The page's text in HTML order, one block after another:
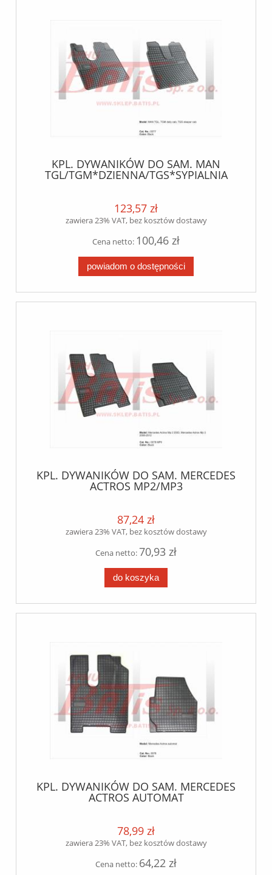
KPL. DYWANIKÓW DO SAM. MAN
TGL/TGM*DZIENNA/TGS*SYPIALNIA
123,57 zł
zawiera 23% VAT, bez kosztów dostawy
Cena netto: 100,46 zł
powiadom o dostępności
KPL. DYWANIKÓW DO SAM. MERCEDES
ACTROS MP2/MP3
87,24 zł
zawiera 23% VAT, bez kosztów dostawy
Cena netto:70,93 zł
do koszyka
KPL. DYWANIKÓW DO SAM. MERCEDES
ACTROS AUTOMAT
78,99 zł
zawiera 23% VAT, bez kosztów dostawy
Cena netto: 64,22 zł